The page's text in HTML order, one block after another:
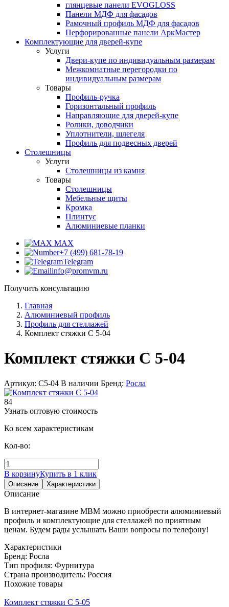
глянцевые панели EVOGLOSS
Панели МДФ для фасадов
Рамочный профиль МДФ для фасадов
Перфорированные панели АркМастер
Комплектующие для дверей-купе
Услуги
Двери-купе по индивидуальным размерам
Межкомнатные перегородки по
индивидуальным размерам
Товары
Профиль-ручка
Горизонтальный профиль
Направляющие для дверей-купе
Ролики, доводчики
Уплотнители, шлегеля
Профиль для подвесных дверей
Столешницы
Услуги
Столешницы из камня
Товары
Столешницы
Мебельные щиты
Кромка
Плинтус
Алюминиевые планки
MAX
+7 (499) 681-78-19
Telegram
info@promvm.ru
Получить консультацию
Главная
Алюминиевый профиль
Профиль для стеллажей
Комплект стяжки С 5-04
Комплект стяжки С 5-04
Артикул: С5-04 В наличии Бренд: Росла
84
Узнать оптовую стоимость
Ко всем характеристикам
Кол-во:
В корзинуКупить в 1 клик
Описание Характеристики
Описание
В интернет-магазине МВМ можно приобрести алюминиевый
профиль и комплектующие для стеллажей по приятным
ценам. Будем рады услышать Ваши вопросы по телефону!
Характеристики
Бренд: Росла
Тип профиля: Фурнитура
Страна производитель: Россия
Похожие товары
Комплект стяжки С 5-05